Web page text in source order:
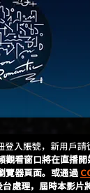
登入賬號，新用戶請
看窗口將在直播開
覽器頁面。或通過
處理，屆時本影片